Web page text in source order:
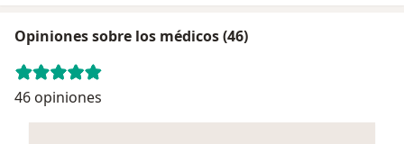
Opiniones sobre los médicos (46)
46 opiniones